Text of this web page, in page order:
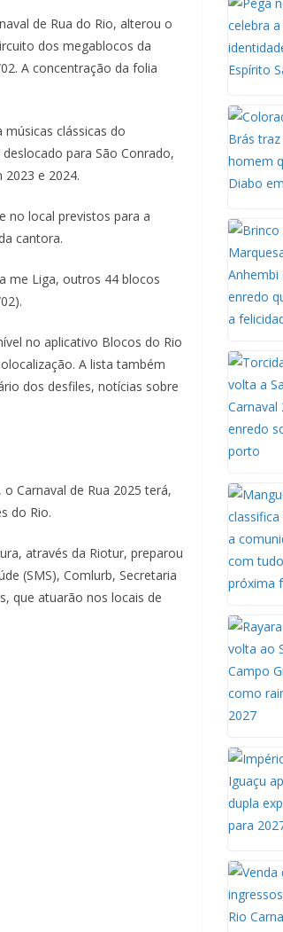
de Rua do Rio, alterou o
dos megablocos da
A concentração da folia
clássicas do
para São Conrado,
e 2024.
no local previstos para a
cantora.
me Liga, outros 44 blocos
no aplicativo Blocos do Rio
A lista também
dos desfiles, notícias sobre
Carnaval de Rua 2025 terá,
do Rio.
através da Riotur, preparou
(SMS), Comlurb, Secretaria
que atuarão nos locais de